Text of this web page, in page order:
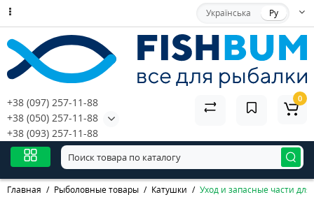
Українська Ру
+38 (097) 257-11-88
+38 (050) 257-11-88
+38 (093) 257-11-88
0
Главная Рыболовные товары Катушки Уход и запасные части для